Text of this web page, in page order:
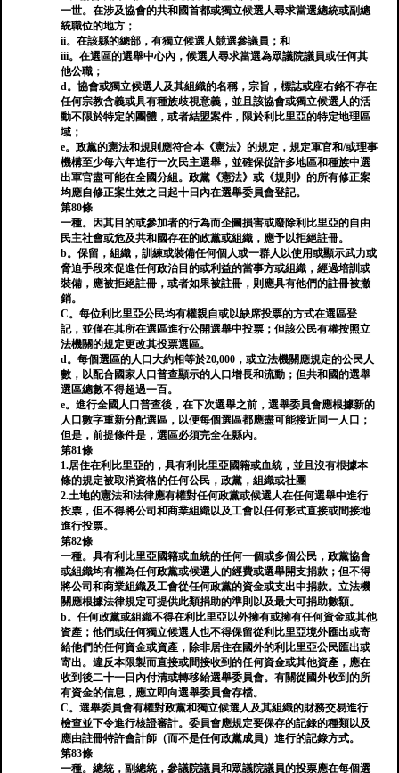
一世。在涉及協會的共和國首都或獨立候選人尋求當選總統或副總
統職位的地方；
ii。在該縣的總部，有獨立候選人競選參議員；和
iii。在選區的選舉中心內，候選人尋求當選為眾議院議員或任何其
他公職；
d。協會或獨立候選人及其組織的名稱，宗旨，標誌或座右銘不存在
任何宗教含義或具有種族歧視意義，並且該協會或獨立候選人的活
動不限於特定的團體，或者結盟案件，限於利比里亞的特定地理區
域；
e。政黨的憲法和規則應符合本《憲法》的規定，規定軍官和/或理事
機構至少每六年進行一次民主選舉，並確保從許多地區和種族中選
出軍官盡可能在全國分組。政黨《憲法》或《規則》的所有修正案
均應自修正案生效之日起十日內在選舉委員會登記。
第80條
一種。因其目的或參加者的行為而企圖損害或廢除利比里亞的自由
民主社會或危及共和國存在的政黨或組織，應予以拒絕註冊。
b。保留，組織，訓練或裝備任何個人或一群人以使用或顯示武力或
脅迫手段來促進任何政治目的或利益的當事方或組織，經過培訓或
裝備，應被拒絕註冊，或者如果被註冊，則應具有他們的註冊被撤
銷。
C。每位利比里亞公民均有權親自或以缺席投票的方式在選區登
記，並僅在其所在選區進行公開選舉中投票；但該公民有權按照立
法機關的規定更改其投票選區。
d。每個選區的人口大約相等於20,000，或立法機關應規定的公民人
數，以配合國家人口普查顯示的人口增長和流動；但共和國的選舉
選區總數不得超過一百。
e。進行全國人口普查後，在下次選舉之前，選舉委員會應根據新的
人口數字重新分配選區，以便每個選區都應盡可能接近同一人口；
但是，前提條件是，選區必須完全在縣內。
第81條
1.居住在利比里亞的，具有利比里亞國籍或血統，並且沒有根據本
條的規定被取消資格的任何公民，政黨，組織或社團
2.土地的憲法和法律應有權對任何政黨或候選人在任何選舉中進行
投票，但不得將公司和商業組織以及工會以任何形式直接或間接地
進行投票。
第82條
一種。具有利比里亞國籍或血統的任何一個或多個公民，政黨協會
或組織均有權為任何政黨或候選人的經費或選舉開支捐款；但不得
將公司和商業組織及工會從任何政黨的資金或支出中捐款。立法機
關應根據法律規定可提供此類捐助的準則以及最大可捐助數額。
b。任何政黨或組織不得在利比里亞以外擁有或擁有任何資金或其他
資產；他們或任何獨立候選人也不得保留從利比里亞境外匯出或寄
給他們的任何資金或資產，除非居住在國外的利比里亞公民匯出或
寄出。違反本限製而直接或間接收到的任何資金或其他資產，應在
收到後二十一日內付清或轉移給選舉委員會。有關從國外收到的所
有資金的信息，應立即向選舉委員會存檔。
C。選舉委員會有權對政黨和獨立候選人及其組織的財務交易進行
檢查並下令進行核證審計。委員會應規定要保存的記錄的種類以及
應由註冊特許會計師（而不是任何政黨成員）進行的記錄方式。
第83條
一種。總統，副總統，參議院議員和眾議院議員的投票應在每個選